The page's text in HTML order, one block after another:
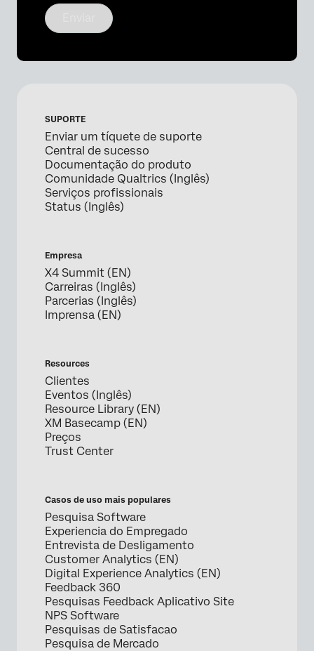
SUPORTE
Enviar um tíquete de suporte
Central de sucesso
Documentação do produto
Comunidade Qualtrics (Inglês)
Serviços profissionais
Status (Inglês)
Empresa
X4 Summit (EN)
Carreiras (Inglês)
Parcerias (Inglês)
Imprensa (EN)
Resources
Clientes
Eventos (Inglês)
Resource Library (EN)
XM Basecamp (EN)
Preços
Trust Center
Casos de uso mais populares
Pesquisa Software
Experiencia do Empregado
Entrevista de Desligamento
Customer Analytics (EN)
Digital Experience Analytics (EN)
Feedback 360
Pesquisas Feedback Aplicativo Site
NPS Software
Pesquisas de Satisfacao
Pesquisa de Mercado